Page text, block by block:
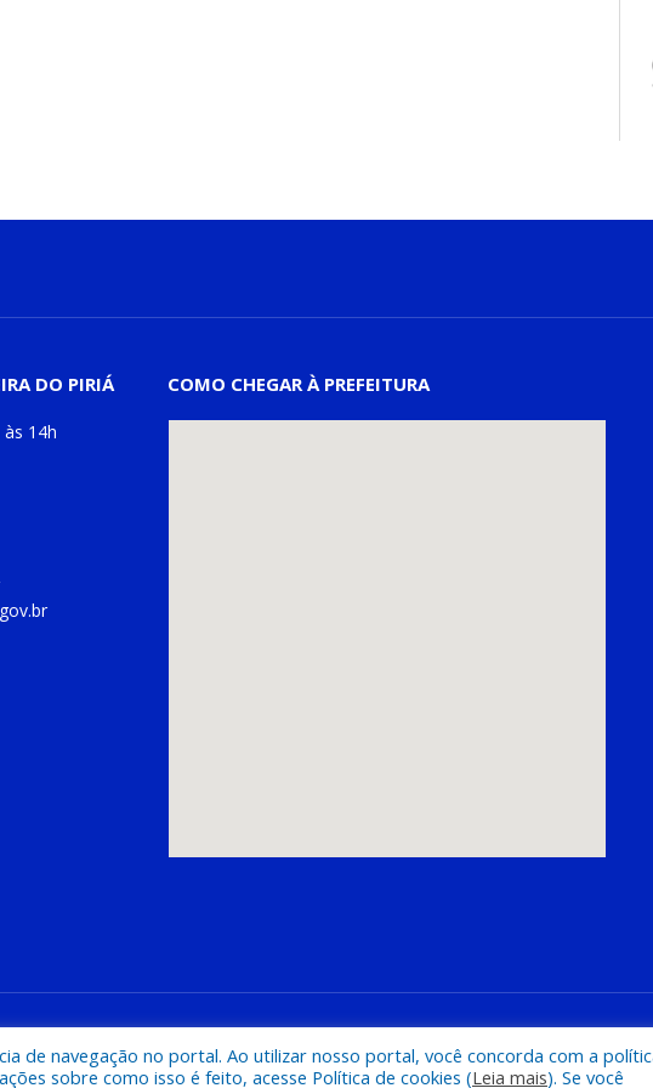
DO PIRIÁ
às 14h
COMO CHEGAR À PREFEITURA
de navegação no portal. Ao utilizar nosso portal, você concorda com a
sobre como isso é feito, acesse Política de cookies (Leia mais). Se você